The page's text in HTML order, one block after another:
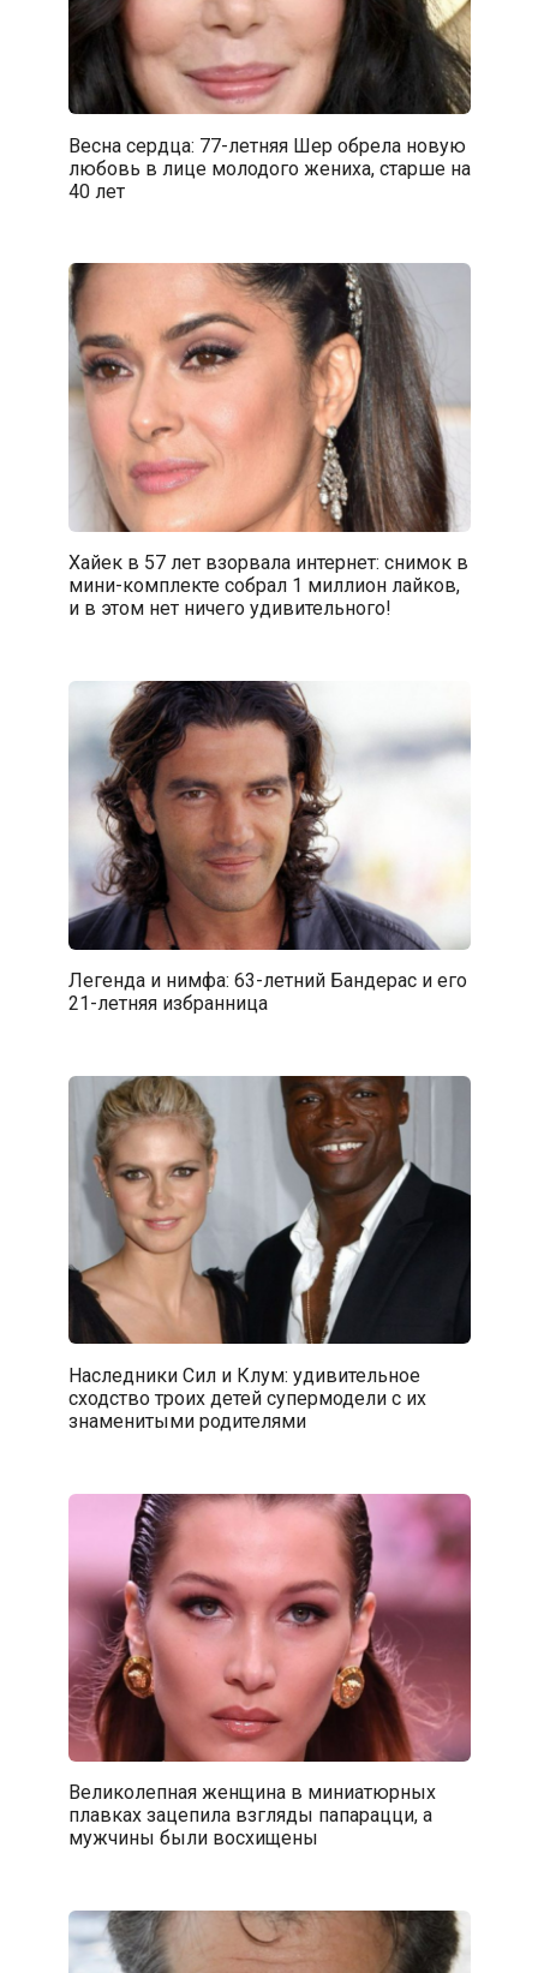
Весна сердца: 77-летняя Шер обрела новую
любовь в лице молодого жениха, старше на
40 лет
Хайек в 57 лет взорвала интернет: снимок в
мини-комплекте собрал 1 миллион лайков,
и в этом нет ничего удивительного!
Легенда и нимфа: 63-летний Бандерас и его
21-летняя избранница
Наследники Сил и Клум: удивительное
сходство троих детей супермодели с их
знаменитыми родителями
Великолепная женщина в миниатюрных
плавках зацепила взгляды папарацци, а
мужчины были восхищены